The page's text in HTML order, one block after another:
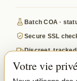
Batch COA ·
Secure SSL
Discreet,
Premium indoor
Google-reviewed
Votre vie